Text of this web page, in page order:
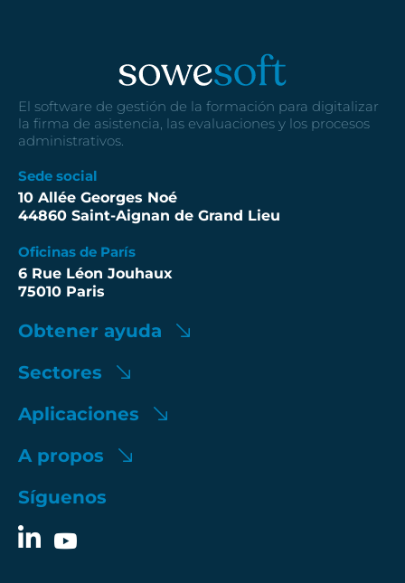
El software de gestión de la formación para digitalizar
la firma de asistencia, las evaluaciones y los procesos
administrativos.
Sede social
10 Allée Georges Noé
44860 Saint-Aignan de Grand Lieu
Oficinas de París
6 Rue Léon Jouhaux
75010 Paris
Obtener ayuda
Sectores
Aplicaciones
A propos
Síguenos